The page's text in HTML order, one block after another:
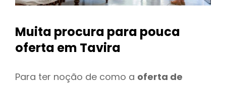
Muita procura para pouca
oferta em Tavira
Para ter noção de como a oferta de